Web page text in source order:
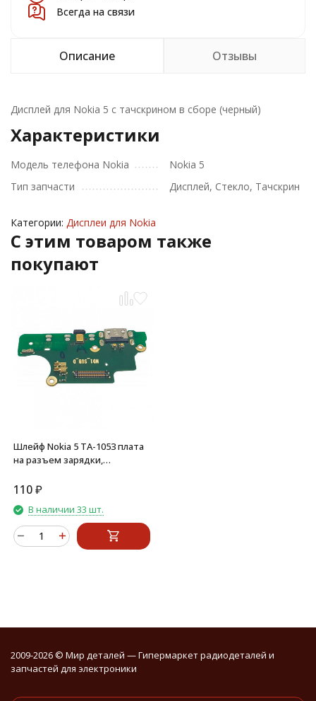
Всегда на связи
Описание Отзывы
Дисплей для Nokia 5 с тачскрином в сборе (черный)
Характеристики
Модель телефона Nokia
Nokia 5
Тип запчасти
Дисплей, Стекло, Тачскрин
Категории: Дисплеи для Nokia
C этим товаром также
покупают
Шлейф Nokia 5 TA-1053 плата
на разъем зарядки,
110₽
В наличии 33 шт.
2009-2026 © Мир деталей — Гипермаркет радиодеталей и
запчастей для электроники